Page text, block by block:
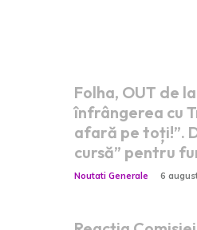
Folha, OUT de
înfrângerea cu
afară pe toți!”.
cursă” pentru
Noutati Generale 6